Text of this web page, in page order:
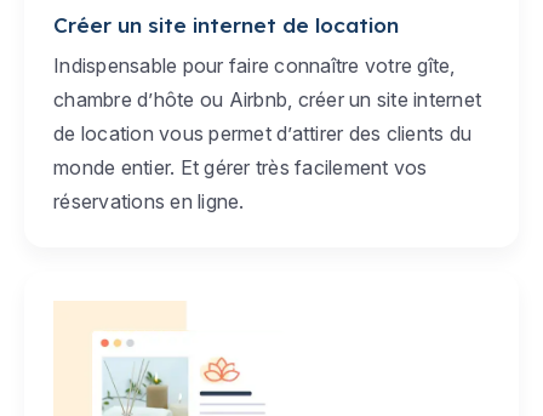
Créer un site internet de location
Indispensable pour faire connaître votre gîte,
chambre d’hôte ou Airbnb, créer un site internet
de location vous permet d’attirer des clients du
monde entier. Et gérer très facilement vos
réservations en ligne.